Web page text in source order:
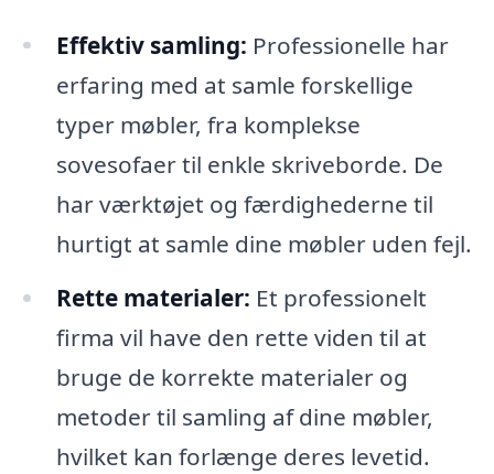
Effektiv samling: Professionelle har
erfaring med at samle forskellige
typer møbler, fra komplekse
sovesofaer til enkle skriveborde. De
har værktøjet og færdighederne til
hurtigt at samle dine møbler uden fejl.
Rette materialer: Et professionelt
firma vil have den rette viden til at
bruge de korrekte materialer og
metoder til samling af dine møbler,
hvilket kan forlænge deres levetid.